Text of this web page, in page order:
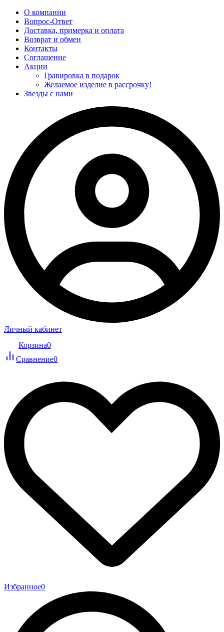
О компании
Вопрос-Ответ
Доставка, примерка и оплата
Возврат и обмен
Контакты
Соглашение
Акции
Гравировка в подарок
Желаемое изделие в рассрочку!
Звезды с нами
Личный кабинет
Корзина0
Сравнение0
Избранное0